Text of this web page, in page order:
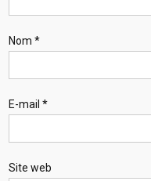
Nom *
E-mail *
Site web